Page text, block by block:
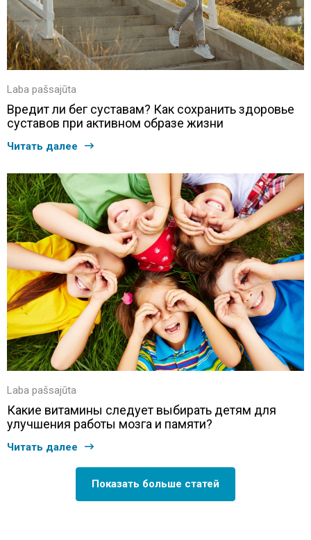
Laba pašsajūta
Вредит ли бег суставам? Как сохранить здоровье
суставов при активном образе жизни
Читать далее
Laba pašsajūta
Какие витамины следует выбирать детям для
улучшения работы мозга и памяти?
Читать далее
Показать больше статей